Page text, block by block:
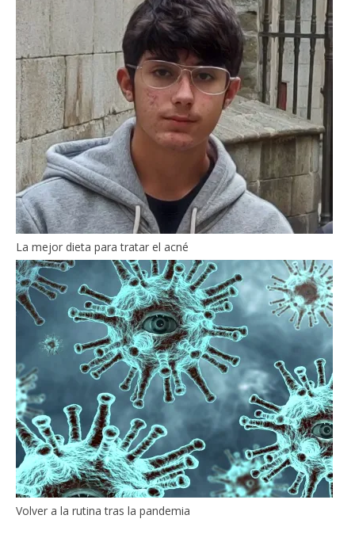
La mejor dieta para tratar el acné
Volver a la rutina tras la pandemia